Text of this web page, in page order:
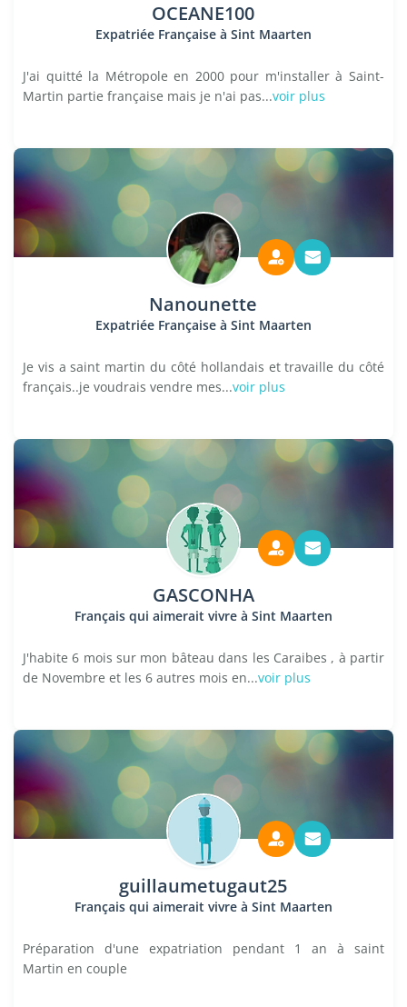
OCEANE100
Expatriée Française à Sint Maarten
J'ai quitté la Métropole en 2000 pour m'installer à Saint-
Martin partie française mais je n'ai pas...voir plus
Nanounette
Expatriée Française à Sint Maarten
Je vis a saint martin du côté hollandais et travaille du côté
français..je voudrais vendre mes...voir plus
GASCONHA
Français qui aimerait vivre à Sint Maarten
J'habite 6 mois sur mon bâteau dans les Caraibes , à partir
de Novembre et les 6 autres mois en...voir plus
guillaumetugaut25
Français qui aimerait vivre à Sint Maarten
Préparation d'une expatriation pendant 1 an à saint
Martin en couple